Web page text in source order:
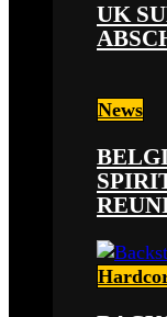
UK
News